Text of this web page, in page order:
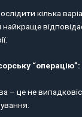
кілька
найкраще
“операцію”:
– це не